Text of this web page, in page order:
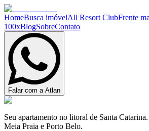
HomeBusca imóvelAll Resort ClubFrente
100xBlogSobreContato
Falar com a Atlan
Seu apartamento no litoral de Santa
Meia Praia e Porto Belo.